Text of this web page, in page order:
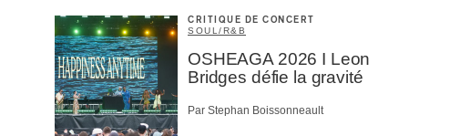
CRITIQUE DE CONCERT
SOUL/R&B
OSHEAGA 2026 I Leon
Bridges défie la gravité
Par Stephan Boissonneault